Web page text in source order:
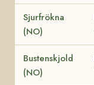
Sjurfrökna
(NO)
Bustenskjold
(NO)